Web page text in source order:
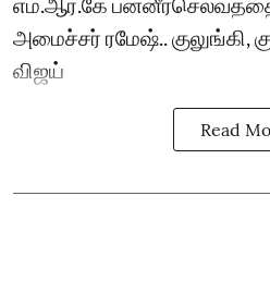
அமைச்சர் ரமேஷ்.. குலுங்கி,
விஜய்
Read